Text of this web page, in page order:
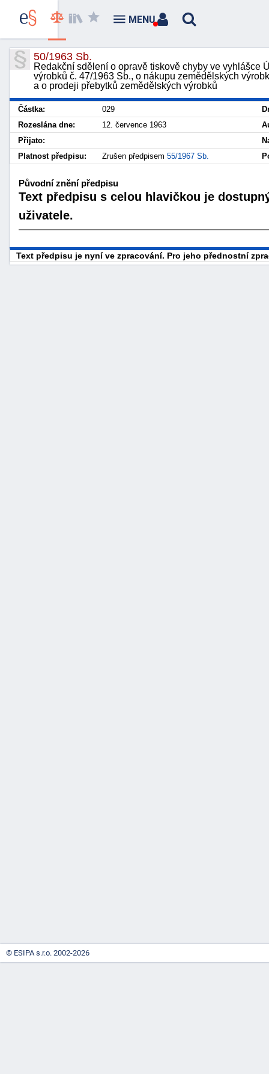
50/1963 Sb.
Redakční sdělení o opravě tiskově chyby ve vyhlášce
výrobků č. 47/1963 Sb., o nákupu zemědělských
a o prodeji přebytků zemědělských výrobků
Částka: 029
Rozeslána dne:
12. července 1963
Přijato:
Platnost předpisu:
Zrušen předpisem 55/1967 Sb.
Původní znění předpisu
Text předpisu s celou hlavičkou je
uživatele.
Text předpisu je nyní ve zpracování. Pro jeho přednostní
MENU
© ESIPA s.r.o. 2002-2026